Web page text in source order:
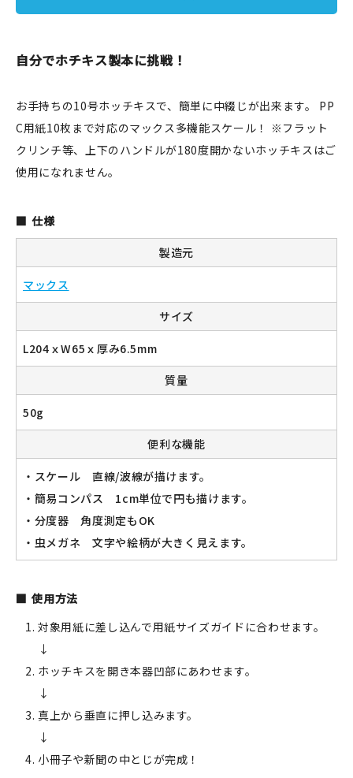
台湾グッズ
在庫限り
読みもの
イベント・ワークショップ
ギャラリー
新規会員登録
ログイン
マイアカウント
カートを見る
お問い合わせ
自分でホチキス製本に挑戦！
お手持ちの10号ホッチキスで、簡単に中綴じが出来ます。 PP
C用紙10枚まで対応のマックス多機能スケール！ ※フラット
クリンチ等、上下のハンドルが180度開かないホッチキスはご
使用になれません。
仕様
製造元
マックス
サイズ
L204ｘW65ｘ厚み6.5mm
質量
50g
便利な機能
・スケール 直線/波線が描けます。
・簡易コンパス 1cm単位で円も描けます。
・分度器 角度測定もOK
・虫メガネ 文字や絵柄が大きく見えます。
使用方法
対象用紙に差し込んで用紙サイズガイドに合わせます。
↓
ホッチキスを開き本器凹部にあわせます。
↓
真上から垂直に押し込みます。
↓
小冊子や新聞の中とじが完成！